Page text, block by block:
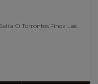
O Torrontés Finca Las